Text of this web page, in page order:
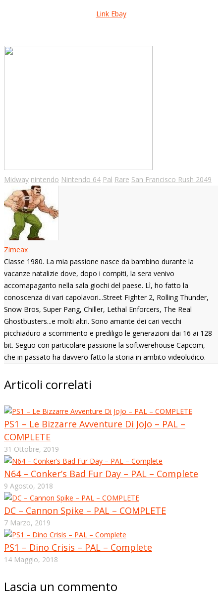
Link Ebay
Midway nintendo Nintendo 64 Pal Rare San Francisco Rush 2049
Zimeax
Classe 1980. La mia passione nasce da bambino durante la
vacanze natalizie dove, dopo i compiti, la sera venivo
accomapaganto nella sala giochi del paese. Lì, ho fatto la
conoscenza di vari capolavori...Street Fighter 2, Rolling Thunder,
Snow Bros, Super Pang, Chiller, Lethal Enforcers, The Real
Ghostbusters...e molti altri. Sono amante dei cari vecchi
picchiaduro a scorrimento e prediligo le generazioni dai 16 ai 128
bit. Seguo con particolare passione la softwerehouse Capcom,
che in passato ha davvero fatto la storia in ambito videoludico.
Articoli correlati
PS1 – Le Bizzarre Avventure Di JoJo – PAL –
COMPLETE
31 Ottobre, 2019
N64 – Conker’s Bad Fur Day – PAL – Complete
9 Agosto, 2018
DC – Cannon Spike – PAL – COMPLETE
7 Marzo, 2019
PS1 – Dino Crisis – PAL – Complete
14 Maggio, 2018
Lascia un commento